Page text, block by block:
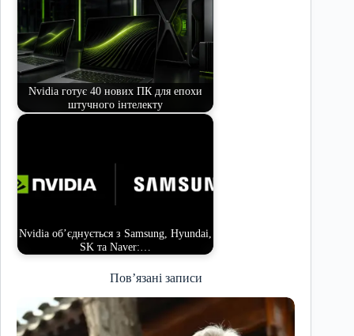
Nvidia готує 40 нових ПК для епохи
штучного інтелекту
Nvidia об’єднується з Samsung, Hyundai,
SK та Naver:…
Пов’язані записи